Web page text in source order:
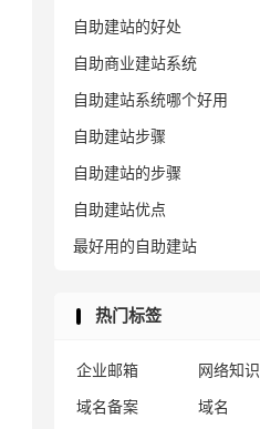
自助建站的好处
自助商业建站系统
自助建站系统哪个好用
自助建站步骤
自助建站的步骤
自助建站优点
最好用的自助建站
热门标签
企业邮箱 网络知识
域名备案
域名